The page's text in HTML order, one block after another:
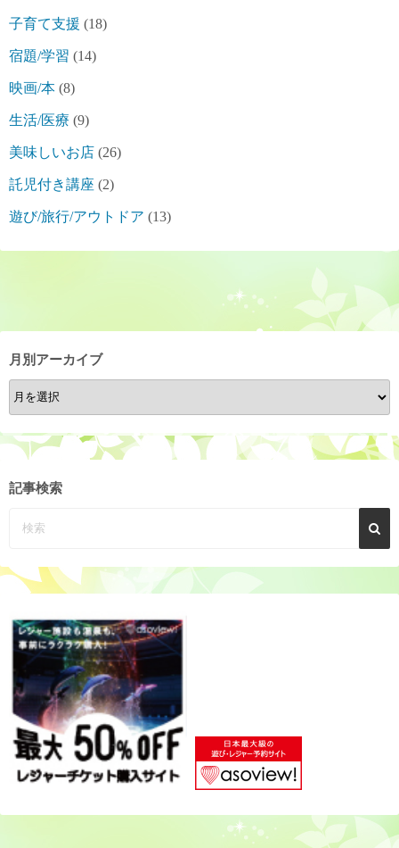
子育て支援 (18)
宿題/学習 (14)
映画/本 (8)
生活/医療 (9)
美味しいお店 (26)
託児付き講座 (2)
遊び/旅行/アウトドア (13)
月別アーカイブ
月
別
ア
カ
記事検索